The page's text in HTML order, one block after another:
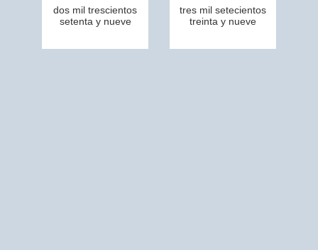
dos mil trescientos
setenta y nueve
tres mil setecientos
treinta y nueve